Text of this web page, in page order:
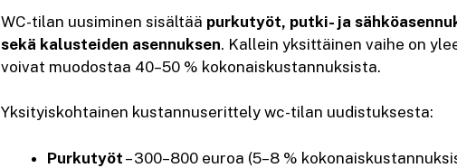
WC-tilan uusiminen sisältää purkutyöt, putki- ja
sekä kalusteiden asennuksen. Kallein yksittäinen vaihe on
voivat muodostaa 40–50 % kokonaiskustannuksista.
Yksityiskohtainen kustannuserittely wc-tilan uudistuksesta:
Purkutyöt – 300–800 euroa (5–8 %